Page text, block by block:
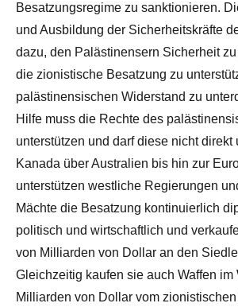
Besatzungsregime zu sanktionieren.
und Ausbildung der Sicherheitskräfte
dazu, den Palästinensern Sicherheit
die zionistische Besatzung zu
palästinensischen Widerstand zu
Hilfe muss die Rechte des
unterstützen und darf diese nicht direkt
Kanada über Australien bis hin zur
unterstützen westliche Regierungen
Mächte die Besatzung kontinuierlich
politisch und wirtschaftlich und
von Milliarden von Dollar an den
Gleichzeitig kaufen sie auch Waffen im
Milliarden von Dollar vom zionistischen